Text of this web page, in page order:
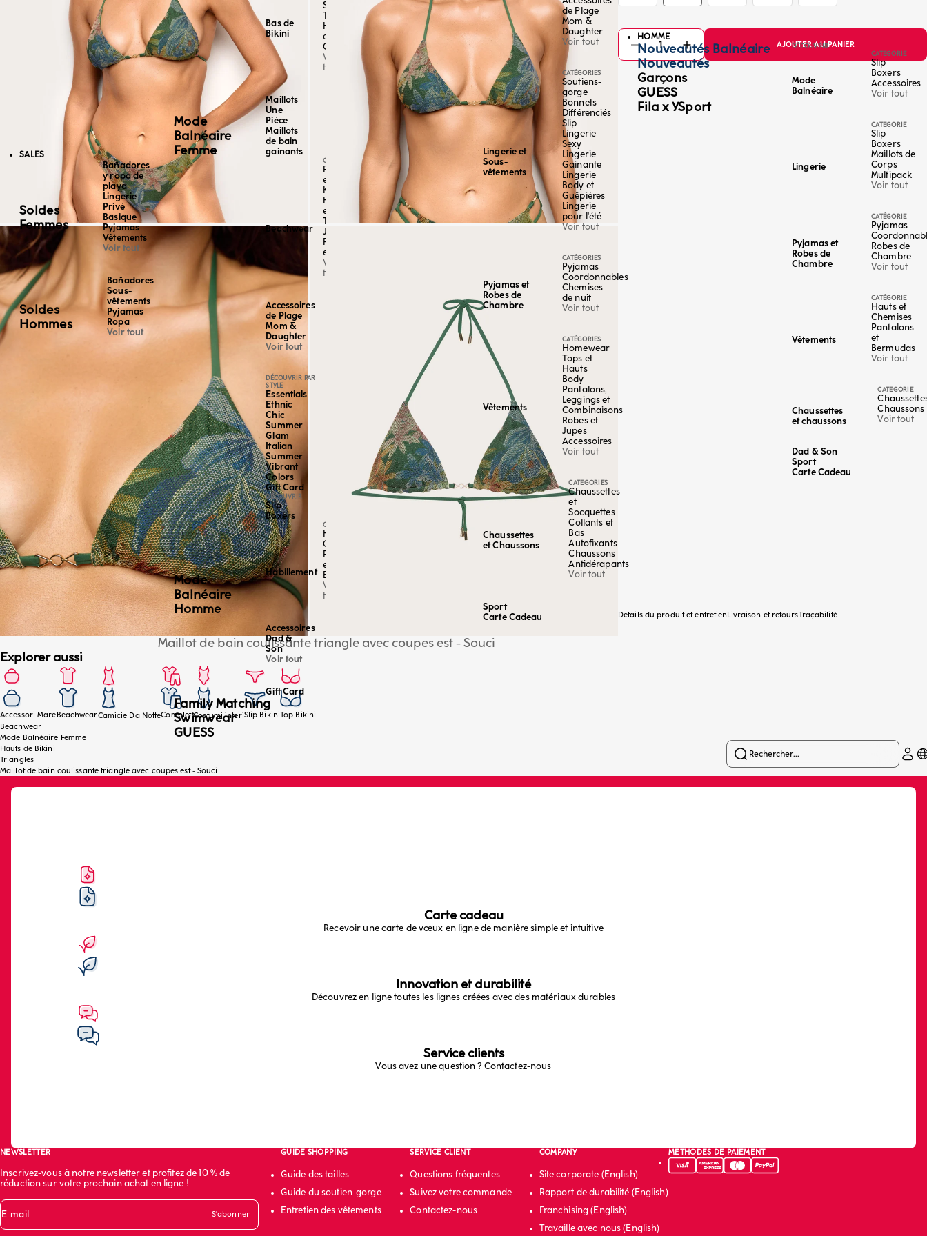
SALES
Soldes
Femmes
Bañadores
y ropa de
playa
Lingerie
Privé
Basique
Pyjamas
Vêtements
Voir tout
Soldes
Hommes
Bañadores
Sous-
vêtements
Pyjamas
Ropa
Voir tout
Mode
Balnéaire
Femme
Bas de
Bikini
String
Taille
Haute
et
Culottes
Voir
tout
Maillots
Une
Pièce
Maillots
de bain
gainants
Beachwear
CATÉGORIE
Robes
et
Kaftans
Hauts
et
Tops
Jupes,
Pantalons
et Shorts
Voir
tout
Accessoires
de Plage
Mom &
Daughter
Voir tout
DÉCOUVRIR PAR
STYLE
Essentials
Ethnic
Chic
Summer
Glam
Italian
Summer
Vibrant
Colors
Gift Card
Mode
Balnéaire
Homme
DÉCOUVRIR
Slip
Boxers
Habillement
CATÉGORIE
Hauts et
Chemises
Pantalons
et
Bermudas
Voir
tout
Accessoires
Dad &
Son
Voir tout
Gift Card
Family Matching
Swimwear
GUESS
de Plage
Mom &
Daughter
Voir tout
Lingerie et
Sous-
vêtements
CATÉGORIES
Soutiens-
gorge
Bonnets
Différenciés
Slip
Lingerie
Sexy
Lingerie
Gainante
Lingerie
Body et
Guêpières
Lingerie
pour l'été
Voir tout
Pyjamas et
Robes de
Chambre
CATÉGORIES
Pyjamas
Coordonnables
Chemises
de nuit
Voir tout
Vêtements
CATÉGORIES
Homewear
Tops et
Hauts
Body
Pantalons,
Leggings et
Combinaisons
Robes et
Jupes
Accessoires
Voir tout
Chaussettes
et Chaussons
CATÉGORIES
Chaussettes
et
Socquettes
Collants et
Bas
Autofixants
Chaussons
Antidérapants
Voir tout
Sport
Carte Cadeau
HOMME
Nouveautés Balnéaire
Nouveautés
Garçons
GUESS
Fila x YSport
DÉCOUVRIR
Mode
Balnéaire
CATÉGORIE
Slip
Boxers
Accessoires
Voir tout
Lingerie
CATÉGORIE
Slip
Boxers
Maillots de
Corps
Multipack
Voir tout
Pyjamas et
Robes de
Chambre
CATÉGORIE
Pyjamas
Robes de
Chambre
Voir tout
Vêtements
CATÉGORIE
Hauts et
Chemises
Pantalons
et
Bermudas
Voir tout
Chaussettes
et chaussons
CATÉGORIE
Chaussons
Voir tout
Dad & Son
Sport
Carte Cadeau
Rechercher...
AJOUTER AU PANIER
Détails du produit et entretienLivraison et retoursTraçabilité
Maillot de bain coulissante triangle avec coupes est - Souci
Explorer aussi
Accessori MareBeachwearCamicie Da NotteCompletiCostumi interiSlip BikiniTop Bikini
Beachwear
Mode Balnéaire Femme
Hauts de Bikini
Triangles
Maillot de bain coulissante triangle avec coupes est - Souci
Carte cadeau
Recevoir une carte de vœux en ligne de manière simple et intuitive
Innovation et durabilité
Découvrez en ligne toutes les lignes créées avec des matériaux durables
Service clients
Vous avez une question ? Contactez-nous
NEWSLETTER
Inscrivez-vous à notre newsletter et profitez de 10 % de
réduction sur votre prochain achat en ligne !
E-mail S'abonner
GUIDE SHOPPING
Guide des tailles
Guide du soutien-gorge
Entretien des vêtements
SERVICE CLIENT
Questions fréquentes
Suivez votre commande
Contactez-nous
COMPANY
Site corporate (English)
Rapport de durabilité (English)
Franchising (English)
Travaille avec nous (English)
MÉTHODES DE PAIEMENT